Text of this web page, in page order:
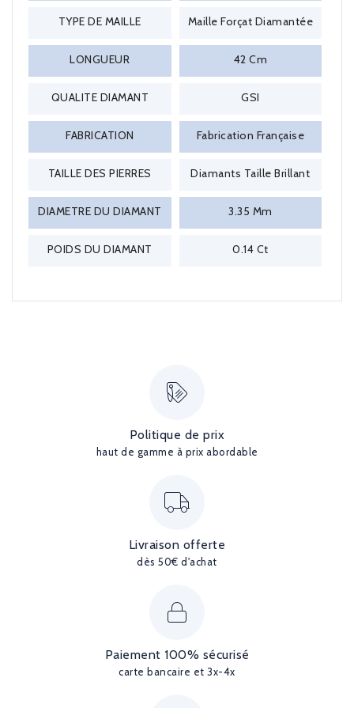
TYPE DE MAILLE Maille Forçat Diamantée
LONGUEUR 42 Cm
QUALITE DIAMANT GSI
FABRICATION Fabrication Française
TAILLE DES PIERRES Diamants Taille Brillant
DIAMETRE DU DIAMANT 3.35 Mm
POIDS DU DIAMANT 0.14 Ct
Politique de prix
haut de gamme à prix abordable
Livraison offerte
dès 50€ d'achat
Paiement 100% sécurisé
carte bancaire et 3x-4x